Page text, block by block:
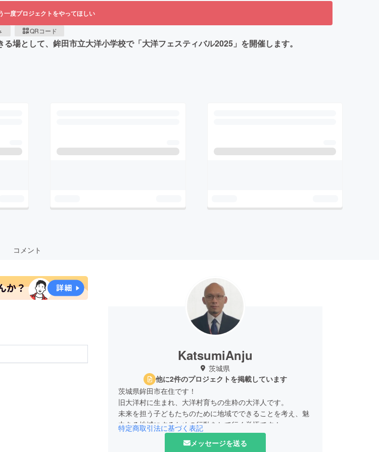
一度プロジェクトをやってほしい
QRコード
場として、鉾田市立大洋小学校で「大洋フェスティバル2025」を開催します。
コメント
KatsumiAnju
茨城県
他に2件のプロジェクトを掲載しています
茨城県鉾田市在住です！
旧大洋村に生まれ、大洋村育ちの生粋の大洋人です。
未来を担う子どもたちのために地域でできることを考え、魅
力ある地域にするための行動をして行く覚悟です！
大洋地区での祭りを復活させ、世代間交流を図ることで魅力
ある故郷が構築できればと思っております。
特定商取引法に基づく表記
メッセージを送る